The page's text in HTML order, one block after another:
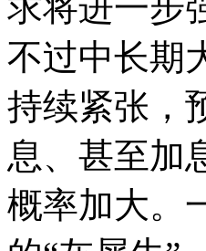
不过中长期
持续紧张，
息、甚至加
概率加大。